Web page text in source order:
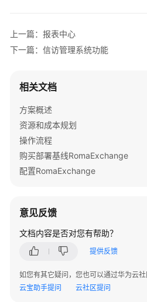
方
案
学
企
业
培
训
决
实
践
国
际
上一篇：报表中心
下一篇：信访管理系统功能
相关文档
方案概述
资源和成本规划
操作流程
购买部署基线RomaExchange
配置RomaExchange
意见反馈
文档内容是否对您有帮助？
提供反馈
如您有其它疑问，您也可以通过华为云
云宝助手提问
云社区提问